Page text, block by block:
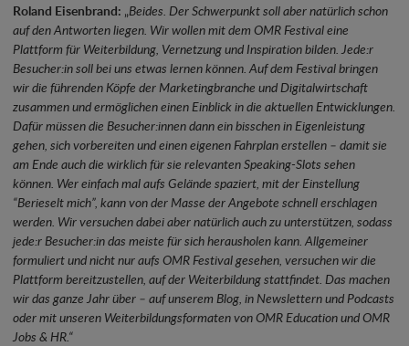
Roland Eisenbrand: „Beides. Der Schwerpunkt soll aber natürlich schon
auf den Antworten liegen. Wir wollen mit dem OMR Festival eine
Plattform für Weiterbildung, Vernetzung und Inspiration bilden. Jede:r
Besucher:in soll bei uns etwas lernen können. Auf dem Festival bringen
wir die führenden Köpfe der Marketingbranche und Digitalwirtschaft
zusammen und ermöglichen einen Einblick in die aktuellen Entwicklungen.
Dafür müssen die Besucher:innen dann ein bisschen in Eigenleistung
gehen, sich vorbereiten und einen eigenen Fahrplan erstellen – damit sie
am Ende auch die wirklich für sie relevanten Speaking-Slots sehen
können. Wer einfach mal aufs Gelände spaziert, mit der Einstellung
“Berieselt mich”, kann von der Masse der Angebote schnell erschlagen
werden. Wir versuchen dabei aber natürlich auch zu unterstützen, sodass
jede:r Besucher:in das meiste für sich herausholen kann. Allgemeiner
formuliert und nicht nur aufs OMR Festival gesehen, versuchen wir die
Plattform bereitzustellen, auf der Weiterbildung stattfindet. Das machen
wir das ganze Jahr über – auf unserem Blog, in Newslettern und Podcasts
oder mit unseren Weiterbildungsformaten von OMR Education und OMR
Jobs & HR.“